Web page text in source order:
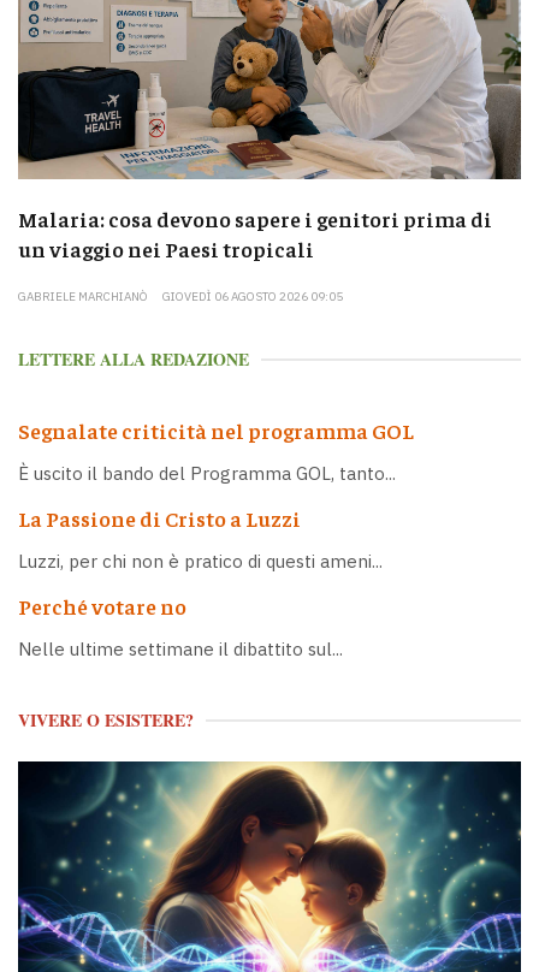
Malaria: cosa devono sapere i genitori prima di
un viaggio nei Paesi tropicali
GABRIELE MARCHIANÒ GIOVEDÌ 06 AGOSTO 2026 09:05
LETTERE ALLA REDAZIONE
Segnalate criticità nel programma GOL
È uscito il bando del Programma GOL, tanto...
La Passione di Cristo a Luzzi
Luzzi, per chi non è pratico di questi ameni...
Perché votare no
Nelle ultime settimane il dibattito sul...
VIVERE O ESISTERE?